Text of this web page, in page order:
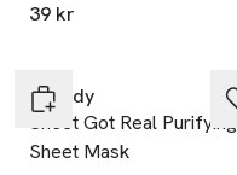
39 kr
Scandy
Sheet Got Real Purifying
Sheet Mask